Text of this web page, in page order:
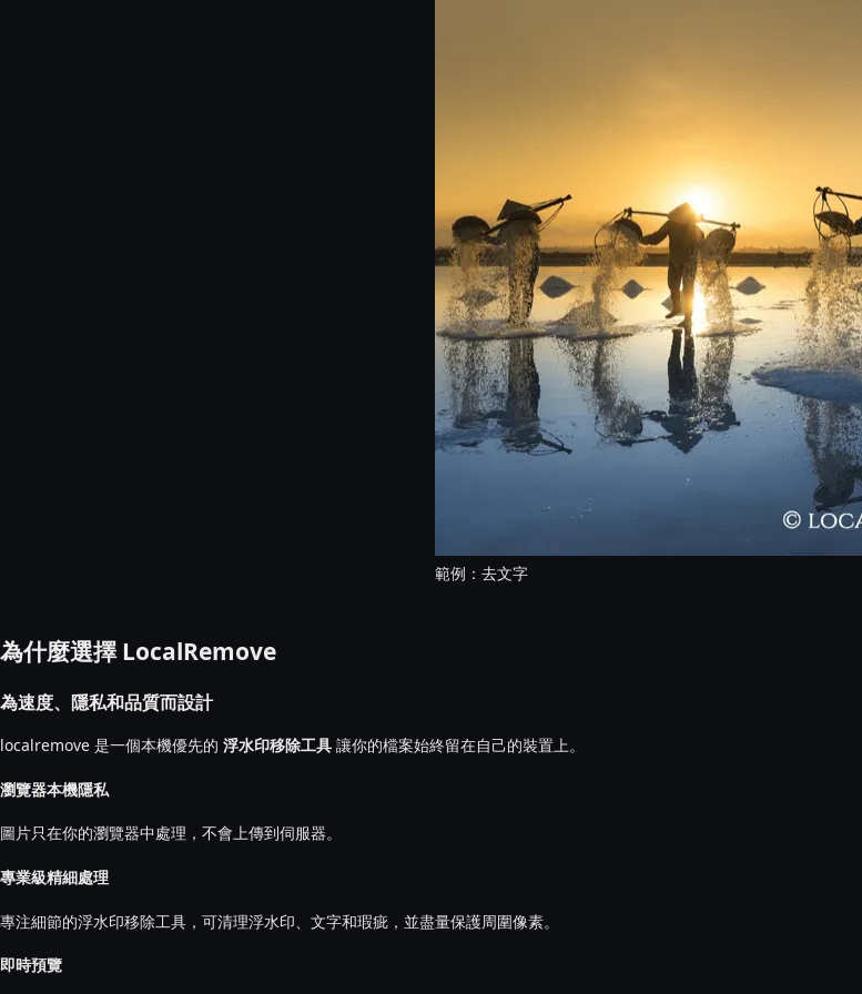
範例：去文字
為什麼選擇 LocalRemove
為速度、隱私和品質而設計
localremove 是一個本機優先的 浮水印移除工具 讓你的檔案始終留在自己的裝置上。
瀏覽器本機隱私
圖片只在你的瀏覽器中處理，不會上傳到伺服器。
專業級精細處理
專注細節的浮水印移除工具，可清理浮水印、文字和瑕疵，並盡量保護周圍像素。
即時預覽